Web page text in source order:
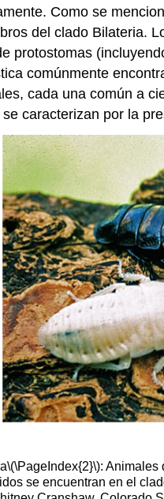
Como se
del clado Bilateria.
protostomas
comúnmente
cada una común a
caracterizan por la
\(\PageIndex{2}\): Animales
se encuentran en el